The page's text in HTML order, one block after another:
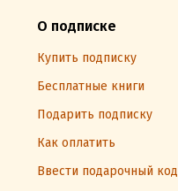
О подписке
Купить подписку
Бесплатные книги
Подарить подписку
Как оплатить
Ввести подарочный код